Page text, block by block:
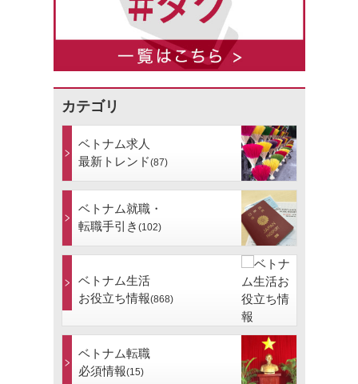
カテゴリ
ベトナム求人
最新トレンド(87)
ベトナム就職・
転職手引き (102)
ベトナム生活
お役立ち情報(868)
ベトナム転職
必須情報(15)